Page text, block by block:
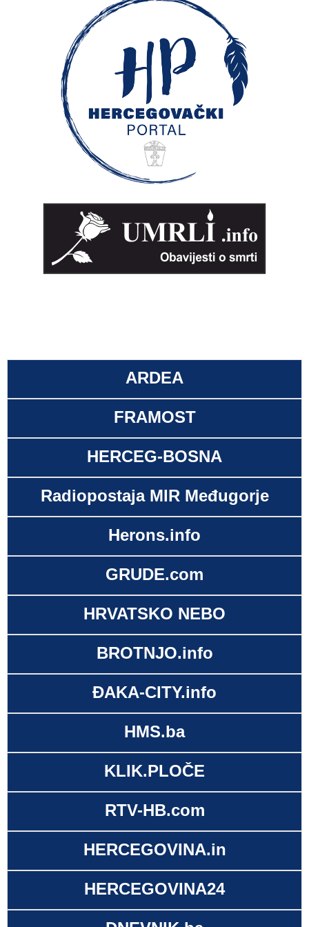
ARDEA
FRAMOST
HERCEG-BOSNA
Radiopostaja MIR Međugorje
Herons.info
GRUDE.com
HRVATSKO NEBO
BROTNJO.info
ĐAKA-CITY.info
HMS.ba
KLIK.PLOČE
RTV-HB.com
HERCEGOVINA.in
HERCEGOVINA24